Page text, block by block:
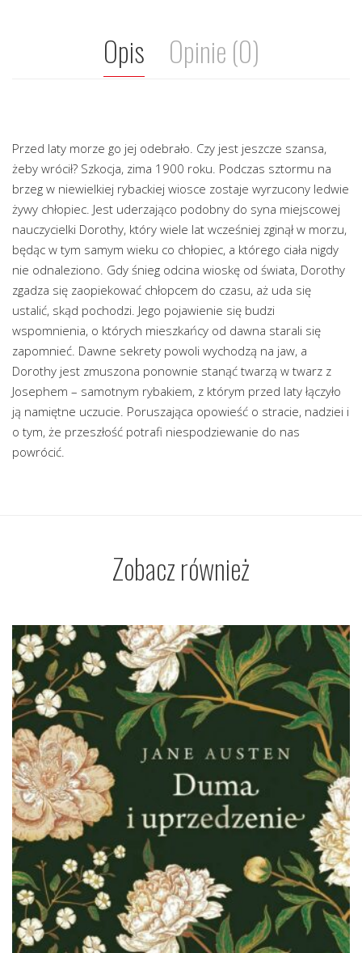
Opis Opinie (0)
Przed laty morze go jej odebrało. Czy jest jeszcze szansa,
żeby wrócił? Szkocja, zima 1900 roku. Podczas sztormu na
brzeg w niewielkiej rybackiej wiosce zostaje wyrzucony ledwie
żywy chłopiec. Jest uderzająco podobny do syna miejscowej
nauczycielki Dorothy, który wiele lat wcześniej zginął w morzu,
będąc w tym samym wieku co chłopiec, a którego ciała nigdy
nie odnaleziono. Gdy śnieg odcina wioskę od świata, Dorothy
zgadza się zaopiekować chłopcem do czasu, aż uda się
ustalić, skąd pochodzi. Jego pojawienie się budzi
wspomnienia, o których mieszkańcy od dawna starali się
zapomnieć. Dawne sekrety powoli wychodzą na jaw, a
Dorothy jest zmuszona ponownie stanąć twarzą w twarz z
Josephem – samotnym rybakiem, z którym przed laty łączyło
ją namiętne uczucie. Poruszająca opowieść o stracie, nadziei i
o tym, że przeszłość potrafi niespodziewanie do nas
powrócić.
Zobacz również